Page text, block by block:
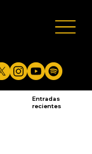
Entradas
recientes